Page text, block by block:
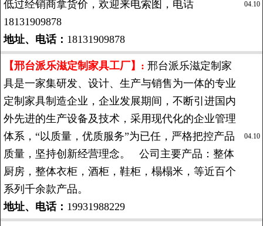
低过经销商拿货价，欢迎来电索图，电话
18131909878
地址、电话： 18131909878
04.10
【邢台派乐滋定制家具工厂】: 邢台派乐滋定制家
具是一家集研发、设计、生产与销售为一体的专业
定制家具制造企业，企业发展期间，不断引进国内
外先进的生产设备及技术，采用现代化的企业管理
体系，“以质量，优质服务”为已任，严格把控产品
质量，坚持创新经营理念。 公司主要产品：整体
厨房，整体衣柜，酒柜，鞋柜，榻榻米，等近百个
系列千余款产品。
地址、电话： 19931988229
04.10